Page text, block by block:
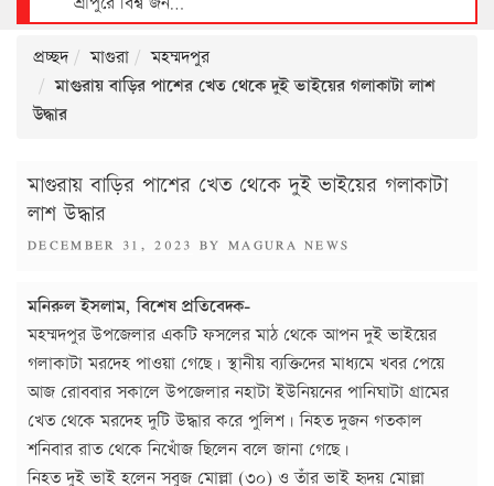
t
প্রচ্ছদ মাগুরা
মহম্মদপুর
মাগুরায় বাড়ির পাশের খেত থেকে দুই ভাইয়ের গলাকাটা লাশ
উদ্ধার
মাগুরায় বাড়ির পাশের খেত থেকে দুই ভাইয়ের গলাকাটা
লাশ উদ্ধার
POSTED
DECEMBER 31, 2023 BY MAGURA NEWS
মনিরুল ইসলাম, বিশেষ প্রতিবেদক-
মহম্মদপুর উপজেলার একটি ফসলের মাঠ থেকে আপন দুই ভাইয়ের
গলাকাটা মরদেহ পাওয়া গেছে। স্থানীয় ব্যক্তিদের মাধ্যমে খবর পেয়ে
আজ রোববার সকালে উপজেলার নহাটা ইউনিয়নের পানিঘাটা গ্রামের
খেত থেকে মরদেহ দুটি উদ্ধার করে পুলিশ। নিহত দুজন গতকাল
শনিবার রাত থেকে নিখোঁজ ছিলেন বলে জানা গেছে।
নিহত দুই ভাই হলেন সবুজ মোল্লা (৩০) ও তাঁর ভাই হৃদয় মোল্লা